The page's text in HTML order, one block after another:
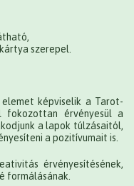
szerepel.
képviselik a Tarot-
érvényesül a
a lapok túlzásaitól,
a pozitívumait is.
érvényesítésének,
formálásának.